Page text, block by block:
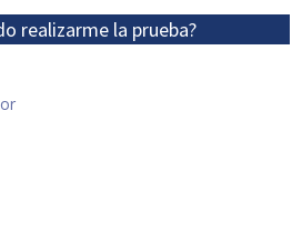
realizarme la prueba?